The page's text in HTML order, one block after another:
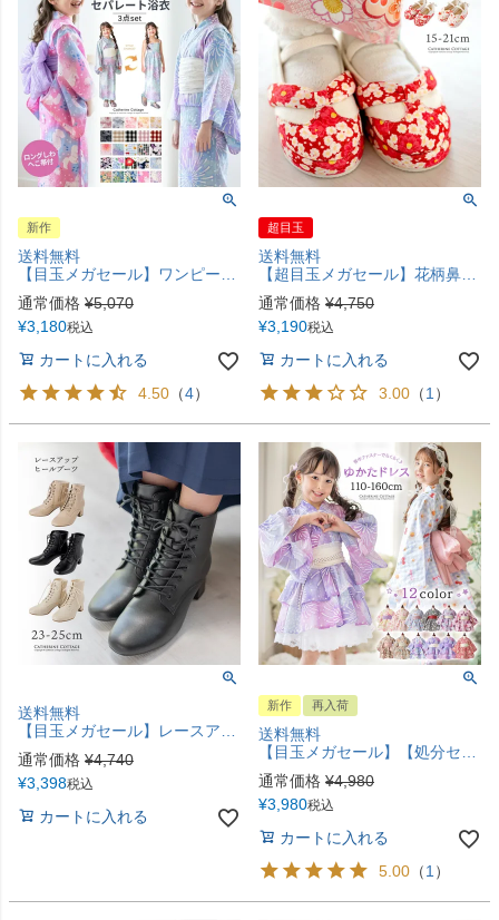
新作
送料無料
【目玉メガセール】ワンピースにもなる浴衣 キッズ浴衣 キッズ 女の子 2wayセパレート浴衣 子供 浴衣セット キャサリンコテージオリジナル柄 花柄 猫柄 キャサリンコテージ TAK
通常価格 ¥5,070
¥3,180税込
カートに入れる
4.50 （4）
超目玉
送料無料
【超目玉メガセール】花柄鼻緒のスリッポン 七五三 草履風 3歳 5歳 女児 753 歩きやすい 痛くない 脱げにくい ストラップ 和柄 和風 和装 靴 子供靴 履物 キャサリンコテージ TAK
通常価格 ¥4,750
¥3,190税込
カートに入れる
3.00 （1 ）
送料無料
【目玉メガセール】レースアップヒールブーツ 袴ブーツ 編み上げブーツ 太めヒール 5cmヒール 8ホール 黒 ベージュ 和装 履物 フォーマル カジュアル 女の子 キッズ ジュニア 小学生 中学生 高校生 大学生 レディース TAK キャサリンコテージ
通常価格 ¥4,740
¥3,398税込
カートに入れる
新作 再入荷
送料無料
【目玉メガセール】【処分セール】ファスナーで楽々！着崩れしないワンピース浴衣ドレス キッズ 女の子 和装 浴衣 一体型 ワンピース スカート 兵児帯 セット 花火柄 花柄 猫柄 紫陽花柄 キャサリンコテージ TAK
通常価格 ¥4,980
¥3,980税込
カートに入れる
5.00 （1 ）